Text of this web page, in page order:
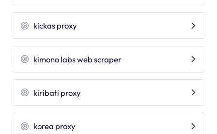
kickas proxy
kimono labs web scraper
kiribati proxy
korea proxy